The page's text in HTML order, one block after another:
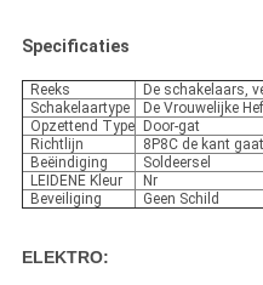
Specificaties
Reeks
De schakelaars,
Schakelaartype
De Vrouwelijke
Opzettend Type Door-gat
Richtlijn
8P8C de kant
Beëindiging
Soldeersel
LEIDENE Kleur
Nr
Beveiliging
Geen Schild
ELEKTRO: